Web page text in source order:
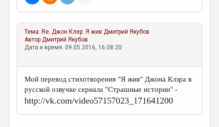
Тема: Re: Джон Клер. Я жив Дмитрий Якубов
АвторДмитрий Якубов
Дата и время: 09.05.2016, 16:08:20
Мой перевод стихотворения "Я жив" Джона Клэра в
русской озвучке сериала "Страшные истории" -
http://vk.com/video57157023_171641200